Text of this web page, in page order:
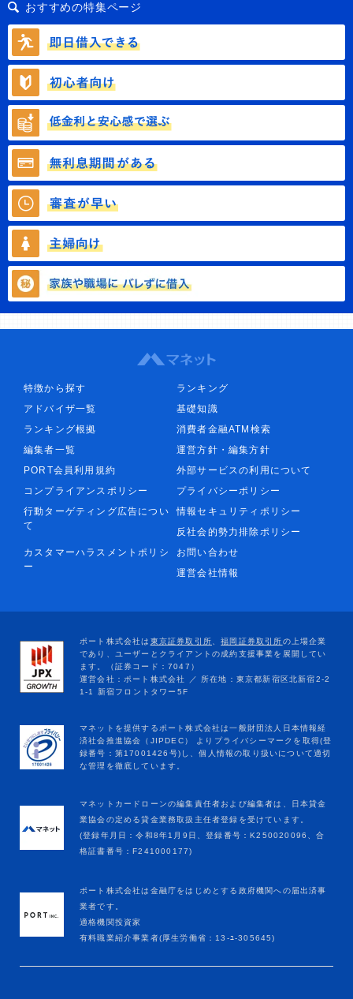
おすすめの特集ページ
特徴から探す
ランキング
アドバイザ一覧
基礎知識
ランキング根拠
消費者金融ATM検索
編集者一覧
運営方針・編集方針
PORT会員利用規約
外部サービスの利用について
コンプライアンスポリシー
プライバシーポリシー
行動ターゲティング広告につい
て
情報セキュリティポリシー
反社会的勢力排除ポリシー
カスタマーハラスメントポリシ
ー
お問い合わせ
運営会社情報
マネットカードローンの編集責任者および編集者は、日本貸金
業協会の定める貸金業務取扱主任者登録を受けています。
(登録年月日：令和8年1月9日、登録番号：K250020096、合
格証書番号：F241000177)
ポート株式会社は金融庁をはじめとする政府機関への届出済事
業者です。
適格機関投資家
有料職業紹介事業者(厚生労働省：13-ﾕ-305645)